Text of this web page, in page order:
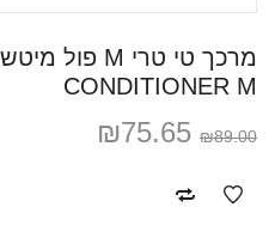
CONDITIONER M
₪89.00
₪75.65